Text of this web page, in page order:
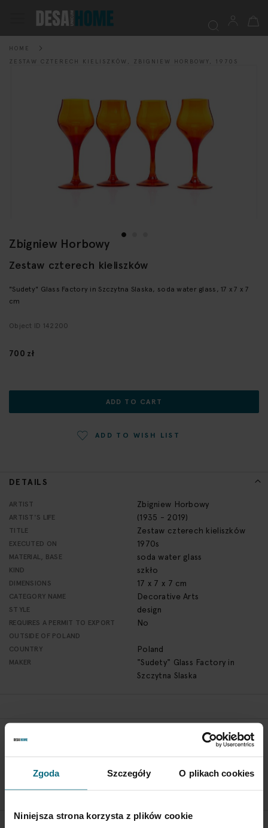
Zgoda Szczegóły O plikach cookies
Niniejsza strona korzysta z plików cookie
My
HOME
ZESTAW CZTERECH KIELISZKÓW, ZBIGNIEW HORBOWY, 1970S
Skip
Skip
beginning
images
DETAILS
More
Information
ARTIST Zbigniew Horbowy
ARTIST'S LIFE (1935 - 2019)
TITLE Zestaw czterech kieliszków
EXECUTED ON 1970s
MATERIAL, BASE soda water glass
KIND szkło
DIMENSIONS 17 x 7 x 7 cm
CATEGORY NAME Decorative Arts
STYLE design
REQUIRES A PERMIT TO EXPORT
OUTSIDE OF POLAND
No
COUNTRY Poland
MAKER
"Sudety" Glass Factory in
Szczytna Slaska
RETURN POLICY
Department 3 days from the shipment arrival.
Zbigniew Horbowy
"Sudety" Glass Factory in Szczytna Slaska, soda water glass, 17 x 7 x 7
cm
Zestaw czterech kieliszków
Object ID 142200
700 zł
ADD TO CART
ADD TO WISH LIST